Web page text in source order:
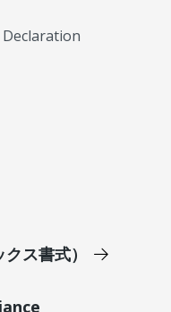
ス書式）